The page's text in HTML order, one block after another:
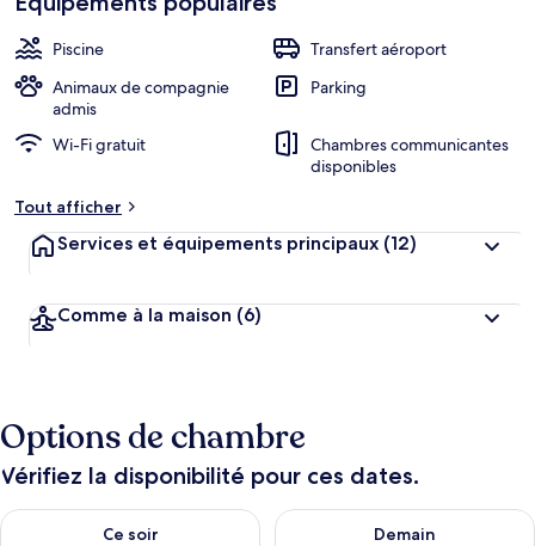
Piscine
Transfert aéroport
Animaux de compagnie
admis
Parking
Wi-Fi gratuit
Chambres communicantes
disponibles
Tout afficher
Services et équipements principaux (12)
Comme à la maison (6)
Options de chambre
Vérifiez la disponibilité pour ces dates.
Ce soir
Vérifier la disponibilité pour ce soir août 9 - août 10
Demain
Vérifier la disponibilité pour